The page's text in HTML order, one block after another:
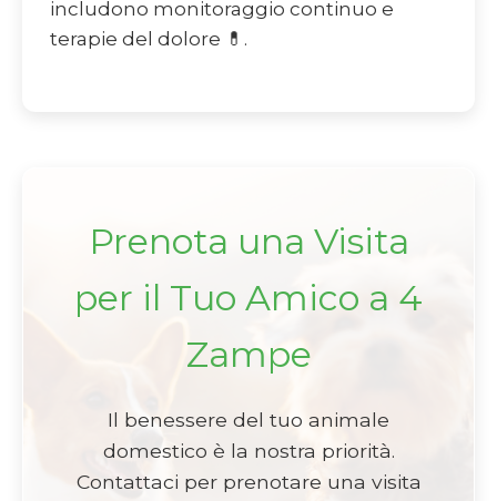
includono monitoraggio continuo e
terapie del dolore 💊.
Prenota una Visita
per il Tuo Amico a 4
Zampe
Il benessere del tuo animale
domestico è la nostra priorità.
Contattaci per prenotare una visita